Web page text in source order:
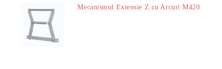
Mecanismul Extensie Z cu Arcuri M420